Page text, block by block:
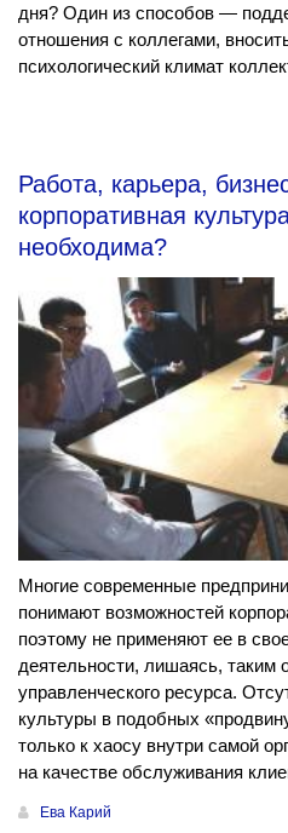
дня? Один из способов —
отношения с коллегами,
психологический климат
Работа, карьера,
корпоративная
необходима?
Многие современные
понимают возможностей
поэтому не применяют ее в
деятельности, лишаясь, таким
управленческого ресурса.
культуры в подобных
только к хаосу внутри самой
на качестве обслуживания
Ева Карий